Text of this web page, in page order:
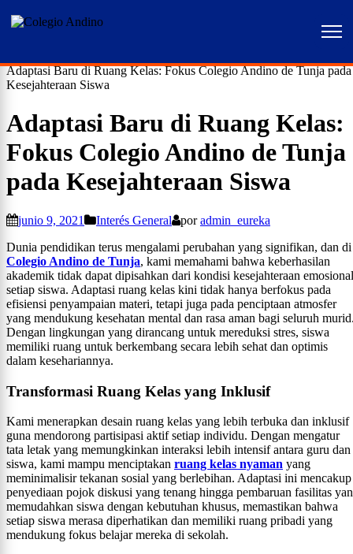
Adaptasi Baru di Ruang Kelas: Fokus Colegio Andino de Tunja pada
Kesejahteraan Siswa
Adaptasi Baru di Ruang Kelas:
Fokus Colegio Andino de Tunja
pada Kesejahteraan Siswa
junio 9, 2021 Interés General poradmin_eureka
Dunia pendidikan terus mengalami perubahan yang signifikan, dan di
Colegio Andino de Tunja, kami memahami bahwa keberhasilan
akademik tidak dapat dipisahkan dari kondisi kesejahteraan emosional
setiap siswa. Adaptasi ruang kelas kini tidak hanya berfokus pada
efisiensi penyampaian materi, tetapi juga pada penciptaan atmosfer
yang mendukung kesehatan mental dan rasa aman bagi seluruh
Dengan lingkungan yang dirancang untuk mereduksi stres, siswa
memiliki ruang untuk berkembang secara lebih sehat dan optimis
dalam kesehariannya.
Transformasi Ruang Kelas yang Inklusif
Kami menerapkan desain ruang kelas yang lebih terbuka dan inklusif
guna mendorong partisipasi aktif setiap individu. Dengan mengatur
tata letak yang memungkinkan interaksi lebih intensif antara guru dan
siswa, kami mampu menciptakan ruang kelas nyaman yang
meminimalisir tekanan sosial yang berlebihan. Adaptasi ini mencakup
penyediaan pojok diskusi yang tenang hingga pembaruan fasilitas
memudahkan siswa dengan kebutuhan khusus, memastikan bahwa
setiap siswa merasa diperhatikan dan memiliki ruang pribadi yang
mendukung fokus belajar mereka di sekolah.